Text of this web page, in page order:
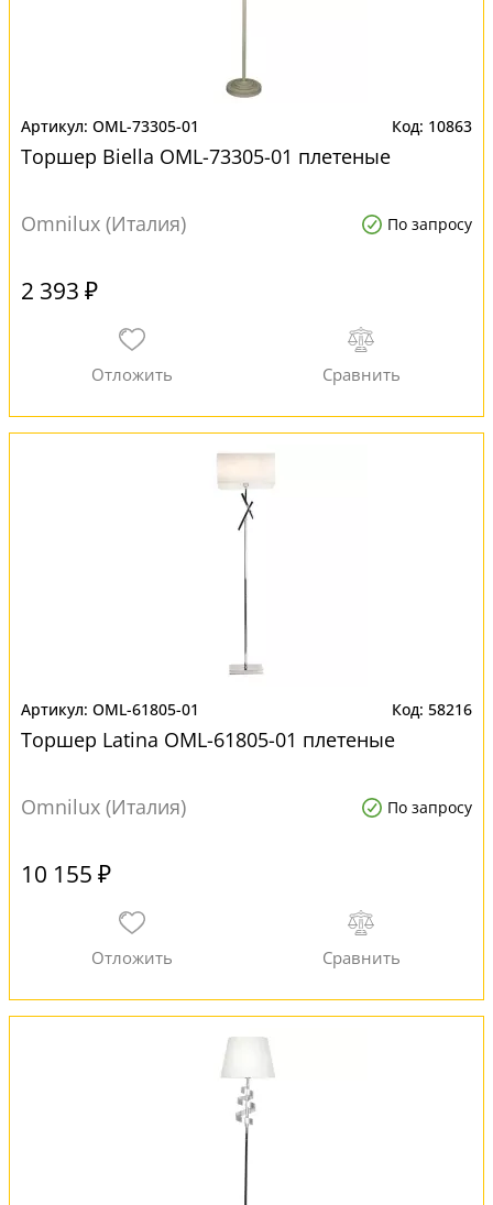
OML-73305-01 10863
Торшер Biella OML-73305-01 плетеные
Omnilux (Италия) По запросу
2 393 ₽
OML-61805-01 58216
Торшер Latina OML-61805-01 плетеные
Omnilux (Италия) По запросу
10 155 ₽